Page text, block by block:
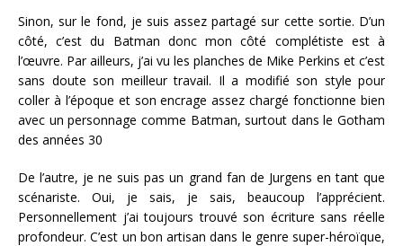
Sinon, sur le fond, je suis assez partagé sur cette sortie. D’un
côté, c’est du Batman donc mon côté complétiste est à
l’œuvre. Par ailleurs, j’ai vu les planches de Mike Perkins et c’est
sans doute son meilleur travail. Il a modifié son style pour
coller à l’époque et son encrage assez chargé fonctionne bien
avec un personnage comme Batman, surtout dans le Gotham
des années 30
De l’autre, je ne suis pas un grand fan de Jurgens en tant que
scénariste. Oui, je sais, je sais, beaucoup l’apprécient.
Personnellement j’ai toujours trouvé son écriture sans réelle
profondeur. C’est un bon artisan dans le genre super-héroïque,